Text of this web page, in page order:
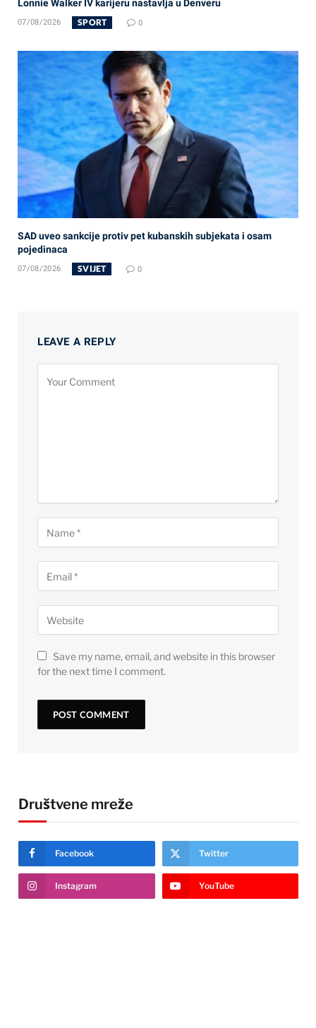
Lonnie Walker IV karijeru nastavlja u Denveru
07/08/2026 SPORT 0
SAD uveo sankcije protiv pet kubanskih subjekata i osam
pojedinaca
07/08/2026 SVIJET 0
LEAVE A REPLY
Save my name, email, and website in this browser
for the next time I comment.
Društvene mreže
Facebook Twitter
Instagram YouTube